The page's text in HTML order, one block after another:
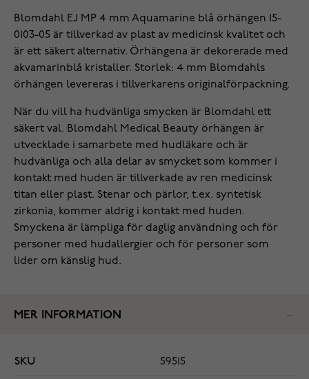
Blomdahl EJ MP 4 mm Aquamarine blå örhängen 15-
0103-05 är tillverkad av plast av medicinsk kvalitet och
är ett säkert alternativ. Örhängena är dekorerade med
akvamarinblå kristaller. Storlek: 4 mm Blomdahls
örhängen levereras i tillverkarens originalförpackning.
När du vill ha hudvänliga smycken är Blomdahl ett
säkert val. Blomdahl Medical Beauty örhängen är
utvecklade i samarbete med hudläkare och är
hudvänliga och alla delar av smycket som kommer i
kontakt med huden är tillverkade av ren medicinsk
titan eller plast. Stenar och pärlor, t.ex. syntetisk
zirkonia, kommer aldrig i kontakt med huden.
Smyckena är lämpliga för daglig användning och för
personer med hudallergier och för personer som
lider om känslig hud.
MER INFORMATION
SKU 59515